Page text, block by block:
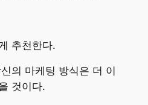
추천한다.
의 마케팅 방식은 더 이
것이다.